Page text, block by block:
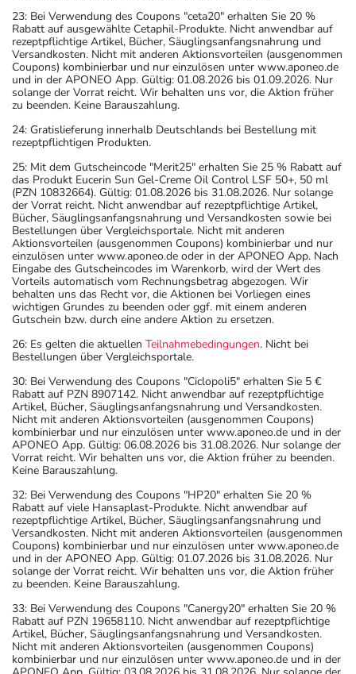
23: Bei Verwendung des Coupons "ceta20" erhalten Sie 20 %
Rabatt auf ausgewählte Cetaphil-Produkte. Nicht anwendbar auf
rezeptpflichtige Artikel, Bücher, Säuglingsanfangsnahrung und
Versandkosten. Nicht mit anderen Aktionsvorteilen (ausgenommen
Coupons) kombinierbar und nur einzulösen unter www.aponeo.de
und in der APONEO App. Gültig: 01.08.2026 bis 01.09.2026. Nur
solange der Vorrat reicht. Wir behalten uns vor, die Aktion früher
zu beenden. Keine Barauszahlung.
24: Gratislieferung innerhalb Deutschlands bei Bestellung mit
rezeptpflichtigen Produkten.
25: Mit dem Gutscheincode "Merit25" erhalten Sie 25 % Rabatt auf
das Produkt Eucerin Sun Gel-Creme Oil Control LSF 50+, 50 ml
(PZN 10832664). Gültig: 01.08.2026 bis 31.08.2026. Nur solange
der Vorrat reicht. Nicht anwendbar auf rezeptpflichtige Artikel,
Bücher, Säuglingsanfangsnahrung und Versandkosten sowie bei
Bestellungen über Vergleichsportale. Nicht mit anderen
Aktionsvorteilen (ausgenommen Coupons) kombinierbar und nur
einzulösen unter www.aponeo.de oder in der APONEO App. Nach
Eingabe des Gutscheincodes im Warenkorb, wird der Wert des
Vorteils automatisch vom Rechnungsbetrag abgezogen. Wir
behalten uns das Recht vor, die Aktionen bei Vorliegen eines
wichtigen Grundes zu beenden oder ggf. mit einem anderen
Gutschein bzw. durch eine andere Aktion zu ersetzen.
26: Es gelten die aktuellen Teilnahmebedingungen. Nicht bei
Bestellungen über Vergleichsportale.
30: Bei Verwendung des Coupons "Ciclopoli5" erhalten Sie 5 €
Rabatt auf PZN 8907142. Nicht anwendbar auf rezeptpflichtige
Artikel, Bücher, Säuglingsanfangsnahrung und Versandkosten.
Nicht mit anderen Aktionsvorteilen (ausgenommen Coupons)
kombinierbar und nur einzulösen unter www.aponeo.de und in der
APONEO App. Gültig: 06.08.2026 bis 31.08.2026. Nur solange der
Vorrat reicht. Wir behalten uns vor, die Aktion früher zu beenden.
Keine Barauszahlung.
32: Bei Verwendung des Coupons "HP20" erhalten Sie 20 %
Rabatt auf viele Hansaplast-Produkte. Nicht anwendbar auf
rezeptpflichtige Artikel, Bücher, Säuglingsanfangsnahrung und
Versandkosten. Nicht mit anderen Aktionsvorteilen (ausgenommen
Coupons) kombinierbar und nur einzulösen unter www.aponeo.de
und in der APONEO App. Gültig: 01.07.2026 bis 31.08.2026. Nur
solange der Vorrat reicht. Wir behalten uns vor, die Aktion früher
zu beenden. Keine Barauszahlung.
33: Bei Verwendung des Coupons "Canergy20" erhalten Sie 20 %
Rabatt auf PZN 19658110. Nicht anwendbar auf rezeptpflichtige
Artikel, Bücher, Säuglingsanfangsnahrung und Versandkosten.
Nicht mit anderen Aktionsvorteilen (ausgenommen Coupons)
kombinierbar und nur einzulösen unter www.aponeo.de und in der